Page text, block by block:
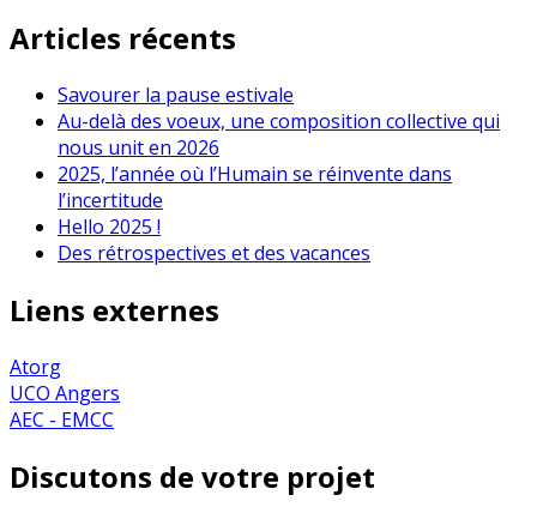
Articles récents
Savourer la pause estivale
Au-delà des voeux, une composition collective qui
nous unit en 2026
2025, l’année où l’Humain se réinvente dans
l’incertitude
Hello 2025 !
Des rétrospectives et des vacances
Liens externes
Atorg
UCO Angers
AEC - EMCC
Discutons de votre projet